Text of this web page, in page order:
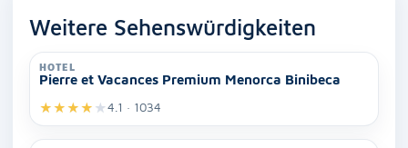
Weitere Sehenswürdigkeiten
HOTEL
Pierre et Vacances Premium Menorca Binibeca
★★★★ ★4.1 · 1034